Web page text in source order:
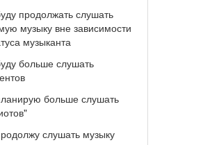
продолжать слушать
музыку вне зависимости
музыканта
больше слушать
больше слушать
слушать музыку